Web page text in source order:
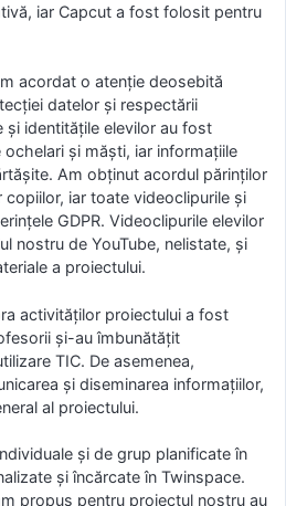
iar Capcut a fost folosit pentru
acordat o atenție deosebită
datelor și respectării
și identitățile elevilor au fost
și măști, iar informațiile
Am obținut acordul părinților
copiilor, iar toate videoclipurile și
GDPR. Videoclipurile elevilor
nostru de YouTube, nelistate, și
a proiectului.
activităților proiectului a fost
și-au îmbunătățit
TIC. De asemenea,
și diseminarea informațiilor,
al proiectului.
și de grup planificate în
și încărcate în Twinspace.
propus pentru proiectul nostru au